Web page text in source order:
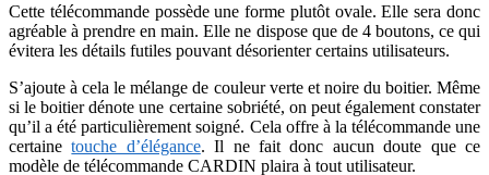
Cette télécommande possède une forme plutôt ovale. Elle sera donc
agréable à prendre en main. Elle ne dispose que de 4 boutons, ce qui
évitera les détails futiles pouvant désorienter certains utilisateurs.
S’ajoute à cela le mélange de couleur verte et noire du boitier. Même
si le boitier dénote une certaine sobriété, on peut également constater
qu’il a été particulièrement soigné. Cela offre à la télécommande une
certainetouche d’élégance. Il ne fait donc aucun doute que ce
modèle de télécommande CARDIN plaira à tout utilisateur.